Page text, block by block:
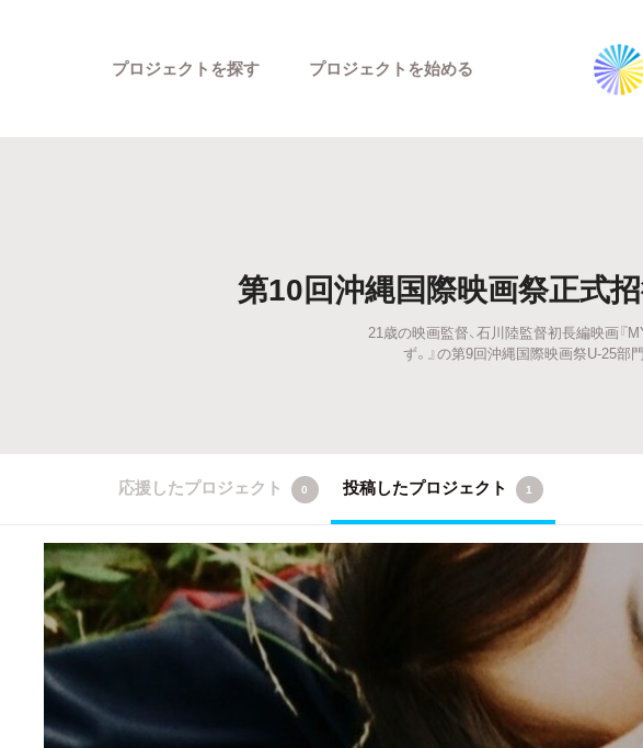
プロジェクトを探す
カテゴリーから探す タグから探す
プロジェクトを始める
第10回沖縄国際映画祭正式
21歳の映画監督、石川陸監督初長編映画『
ず。』の第9回沖縄国際映画祭U-25部
応援したプロジェクト 0 投稿したプロジェクト 1